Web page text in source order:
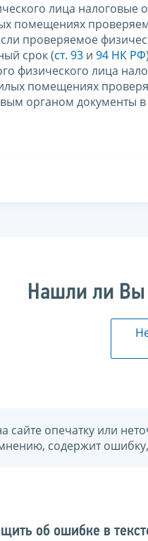
лица налоговые
помещениях
проверяемое
срок (ст. 93 и 94 НК РФ
физического лица
помещениях
органом документы в
Нашли ли
сайте опечатку или
содержит
об ошибке в